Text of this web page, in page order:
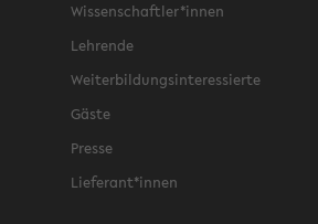
Wissenschaftler*innen
Lehrende
Weiterbildungsinteressierte
Gäste
Presse
Lieferant*innen